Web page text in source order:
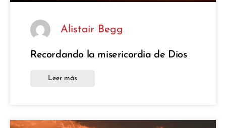
Alistair Begg
Recordando la misericordia de Dios
Leer más